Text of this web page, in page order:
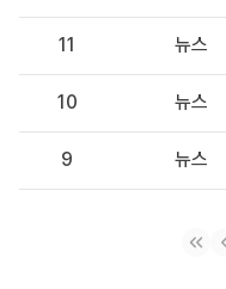
11 뉴스
10 뉴스
9 뉴스